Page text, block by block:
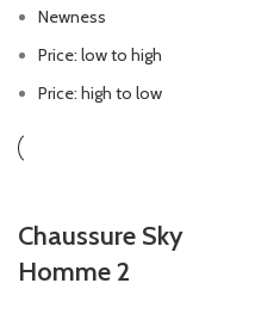
Newness
Price: low to high
Price: high to low
Chaussure Sky
Homme 2